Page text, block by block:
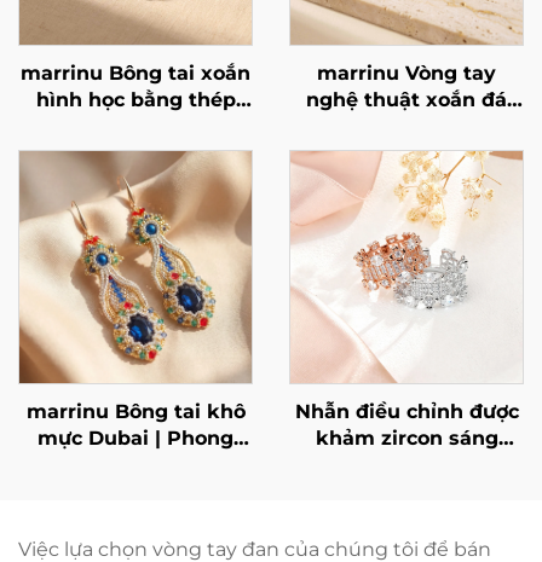
marrinu Bông tai xoắn
hình học bằng thép
BXG-02
marrinu Vòng tay
nghệ thuật xoắn đá
Lazuli bằng thép
không gỉ, trang sức tối
giản cao cấp BXGT-02
marrinu Bông tai khô
mực Dubai | Phong
Nhẫn điều chỉnh được
khảm zircon sáng
Việc lựa chọn vòng tay đan của chúng tôi để bán